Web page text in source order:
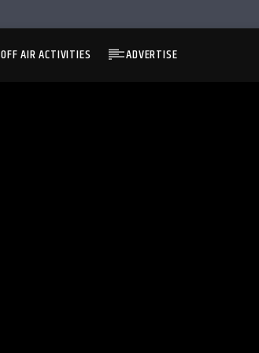
OFF AIR ACTIVITIES ADVERTISE